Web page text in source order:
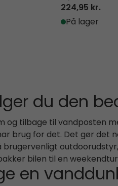
224,95 kr.
På lager
du den
og tilbage til vandposten
brug for det. Det gør det
bilen til en
en